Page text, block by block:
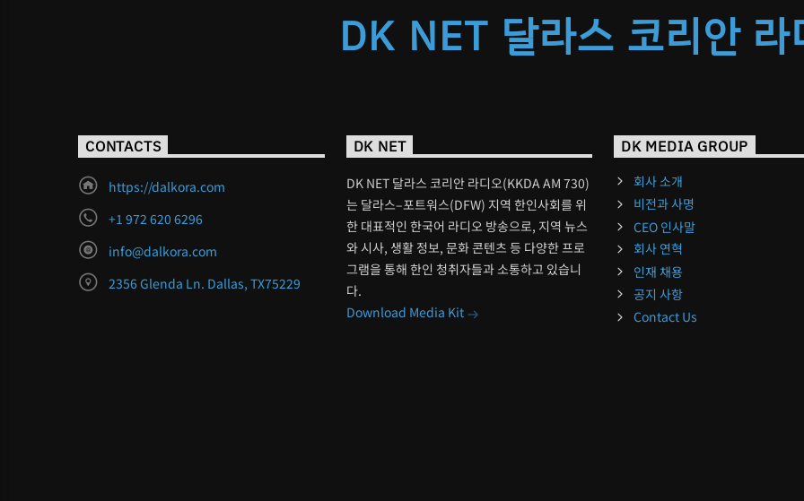
DK NET 달라스 코리안 라
CONTACTS
https://dalkora.com
+1 972 620 6296
info@dalkora.com
2356 Glenda Ln. Dallas, TX75229
DK NET
DK NET 달라스 코리안 라디오(KKDA AM 730)
는 달라스–포트워스(DFW) 지역 한인사회를 위
한 대표적인 한국어 라디오 방송으로, 지역 뉴스
와 시사, 생활 정보, 문화 콘텐츠 등 다양한 프로
그램을 통해 한인 청취자들과 소통하고 있습니
다.
Download Media Kit
DK MEDIA GROUP
회사 소개
비전과 사명
CEO 인사말
회사 연혁
인재 채용
공지 사항
Contact Us